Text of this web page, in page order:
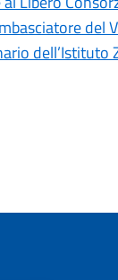
del
dell’Istituto